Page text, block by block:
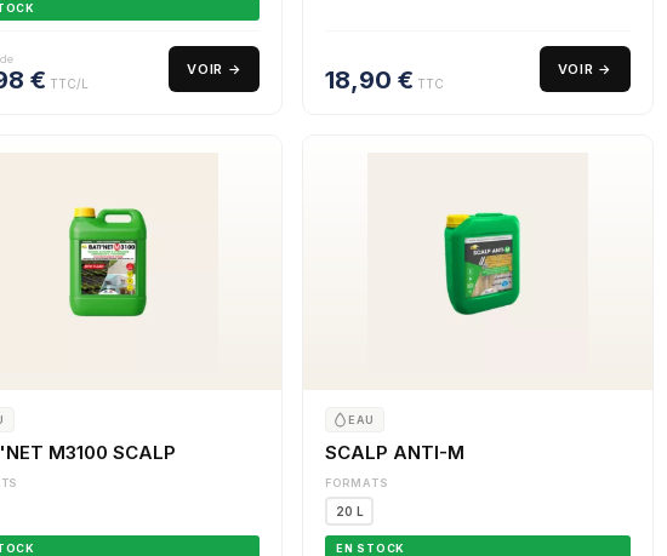
€ TTC/L
VOIR → 18,90€ TTC
VOIR →
M3100 SCALP
EAU
SCALP ANTI-M
FORMATS
20 L
EN STOCK